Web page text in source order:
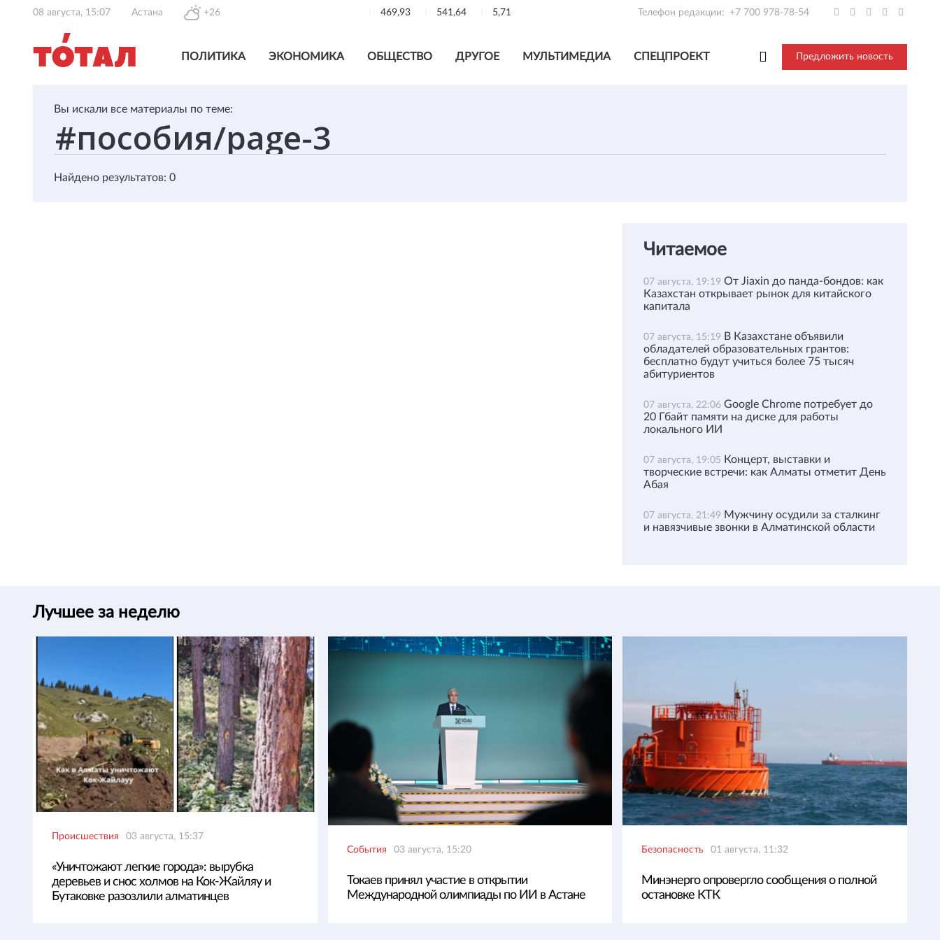
08 августа, 15:07 Астана +26 469,93 541,64 5,71 Телефон редакции: +7 700 978-78-54
ПОЛИТИКА ЭКОНОМИКА ОБЩЕСТВО ДРУГОЕ МУЛЬТИМЕДИА СПЕЦПРОЕКТ Предложить новость
Вы искали все материалы по теме:
Найдено результатов: 0
Читаемое
07 августа, 19:19 От Jiaxin до панда-бондов: как
Казахстан открывает рынок для китайского
капитала
07 августа, 15:19 В Казахстане объявили
обладателей образовательных грантов:
бесплатно будут учиться более 75 тысяч
абитуриентов
07 августа, 22:06 Google Chrome потребует до
20 Гбайт памяти на диске для работы
локального ИИ
07 августа, 19:05 Концерт, выставки и
творческие встречи: как Алматы отметит День
Абая
07 августа, 21:49 Мужчину осудили за сталкинг
и навязчивые звонки в Алматинской области
Лучшее за неделю
Происшествия 03 августа, 15:37
«Уничтожают легкие города»: вырубка
деревьев и снос холмов на Кок-Жайляу и
Бутаковке разозлили алматинцев
События 03 августа, 15:20
Токаев принял участие в открытии
Международной олимпиады по ИИ в Астане
Безопасность 01 августа, 11:32
Минэнерго опровергло сообщения о полной
остановке КТК